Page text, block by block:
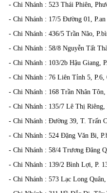
- Chi Nhánh : 523 Thái Phiên,
- Chi Nhánh : 17/5 Đường 01,
- Chi Nhánh : 436/5 Trần Não,
- Chi Nhánh : 58/8 Nguyễn Tất
- Chi Nhánh : 103/2b Hậu Giang,
- Chi Nhánh : 76 Liên Tỉnh 5, P.6,
- Chi Nhánh : 168 Trần Nhân
- Chi Nhánh : 135/7 Lê Thị
- Chi Nhánh : Đường 39, T. Trấn
- Chi Nhánh : 524 Đặng Văn Bi,
- Chi Nhánh : 58/4 Trương Đăng
- Chi Nhánh : 139/2 Bình Lợi, P.
- Chi Nhánh : 573 Lạc Long